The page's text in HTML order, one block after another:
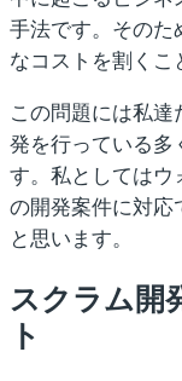
手法です。そのた
なコストを割くこ
この問題には私達
発を行っている多
す。私としてはウ
の開発案件に対応
と思います。
スクラム開
ト